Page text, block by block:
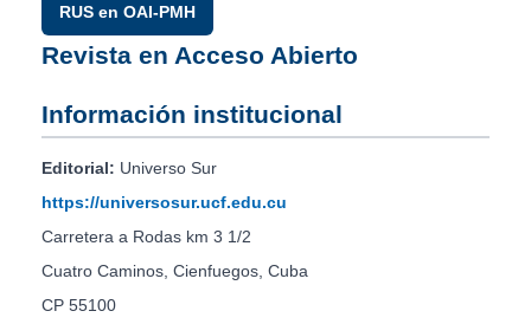
RUS en OAI-PMH
Revista en Acceso Abierto
Información institucional
Editorial: Universo Sur
https://universosur.ucf.edu.cu
Carretera a Rodas km 3 1/2
Cuatro Caminos, Cienfuegos, Cuba
CP 55100